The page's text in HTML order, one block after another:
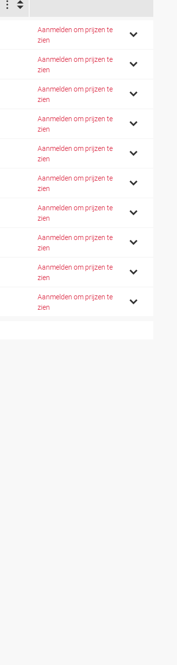
Aanmelden om prijzen te
zien
Aanmelden om prijzen te
zien
Aanmelden om prijzen te
zien
Aanmelden om prijzen te
zien
Aanmelden om prijzen te
zien
Aanmelden om prijzen te
zien
Aanmelden om prijzen te
zien
Aanmelden om prijzen te
zien
Aanmelden om prijzen te
zien
Aanmelden om prijzen te
zien